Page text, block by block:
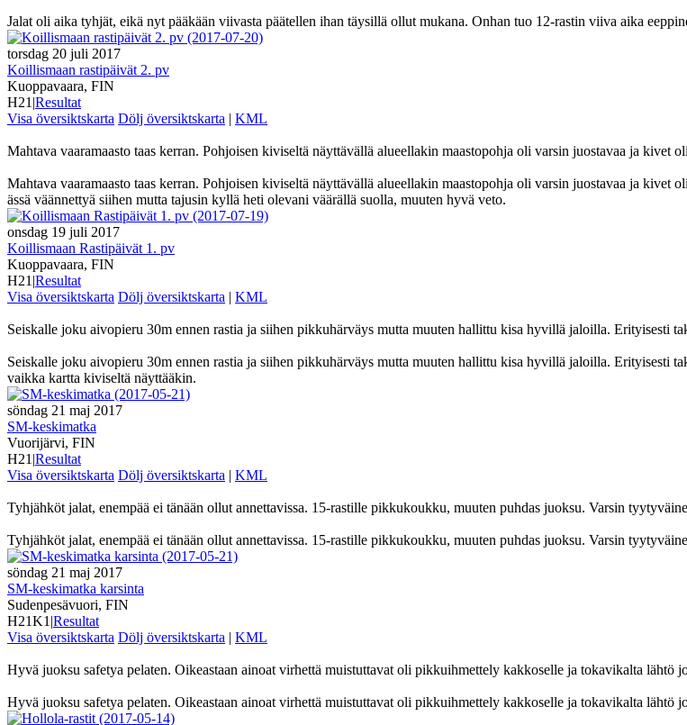
Jalat oli aika tyhjät, eikä nyt pääkään viivasta päätellen ihan täysillä ollut mukana. Onhan tuo 12-rastin viiva aika
torsdag 20 juli 2017
Koillismaan rastipäivät 2. pv
Kuoppavaara, FIN
H21 |Resultat
Visa översiktskarta Dölj översiktskarta | KML
Mahtava vaaramaasto taas kerran. Pohjoisen kiviseltä näyttävällä alueellakin maastopohja oli varsin juostavaa ja kivet
Mahtava vaaramaasto taas kerran. Pohjoisen kiviseltä näyttävällä alueellakin maastopohja oli varsin juostavaa ja
ässä väännettyä siihen mutta tajusin kyllä heti olevani väärällä suolla, muuten hyvä veto.
onsdag 19 juli 2017
Koillismaan Rastipäivät 1. pv
Kuoppavaara, FIN
H21 |Resultat
Visa översiktskarta Dölj översiktskarta | KML
Seiskalle joku aivopieru 30m ennen rastia ja siihen pikkuhärväys mutta muuten hallittu kisa hyvillä jaloilla. Erityisesti
Seiskalle joku aivopieru 30m ennen rastia ja siihen pikkuhärväys mutta muuten hallittu kisa hyvillä jaloilla. Erityisesti
vaikka kartta kiviseltä näyttääkin.
söndag 21 maj 2017
SM-keskimatka
Vuorijärvi, FIN
H21 |Resultat
Visa översiktskarta Dölj översiktskarta | KML
Tyhjähköt jalat, enempää ei tänään ollut annettavissa. 15-rastille pikkukoukku, muuten puhdas juoksu. Varsin
Tyhjähköt jalat, enempää ei tänään ollut annettavissa. 15-rastille pikkukoukku, muuten puhdas juoksu. Varsin
söndag 21 maj 2017
SM-keskimatka karsinta
Sudenpesävuori, FIN
H21K1 |Resultat
Visa översiktskarta Dölj översiktskarta | KML
Hyvä juoksu safetya pelaten. Oikeastaan ainoat virhettä muistuttavat oli pikkuihmettely kakkoselle ja tokavikalta lähtö
Hyvä juoksu safetya pelaten. Oikeastaan ainoat virhettä muistuttavat oli pikkuihmettely kakkoselle ja tokavikalta lähtö